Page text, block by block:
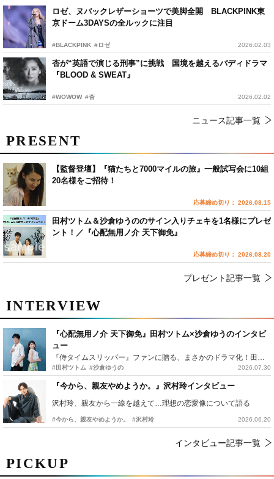
ロゼ、ヌバックレザーショーツで美脚全開 BLACKPINK東
京ドーム3DAYSの全ルックに注目
#BLACKPINK #ロゼ 2026.02.03
杏が“英語で演じる刑事”に挑戦 国境を越えるバディドラマ
『BLOOD & SWEAT』
#WOWOW #杏 2026.02.02
ニュース記事一覧
PICKUP
INTERVIEW
『心配無用ノ介 天下御免』田村ツトム×沙倉ゆうのインタビ
ュー
#田村ツトム #沙倉ゆうの 2026.07.30
『今から、親友やめようか。』沢村玲インタビュー
沢村玲、親友から一線を越えて…理想の恋愛像について語る
#今から、親友やめようか。 #沢村玲 2026.06.20
インタビュー記事一覧
PRESENT
【監督登壇】『猫たちと7000マイルの旅』一般試写会に10組
20名様をご招待！
応募締め切り： 2026.08.15
田村ツトム＆沙倉ゆうののサイン入りチェキを1名様にプレゼ
ント！／『心配無用ノ介 天下御免』
応募締め切り： 2026.08.20
プレゼント記事一覧